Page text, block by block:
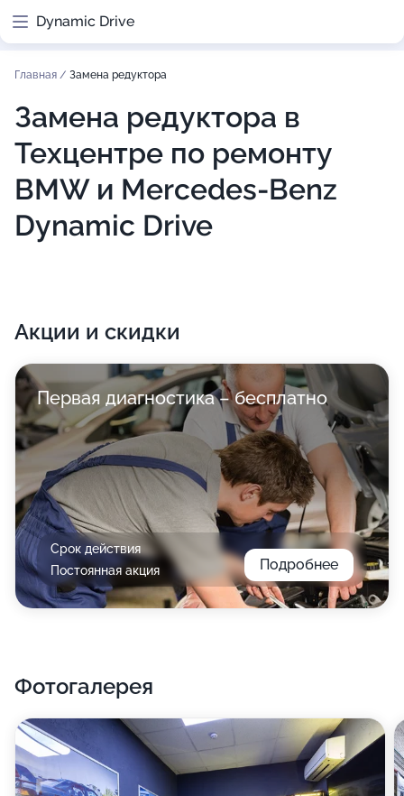
Dynamic Drive
Главная / Замена редуктора
Замена редуктора в
Техцентре по ремонту
BMW и Mercedes-Benz
Dynamic Drive
Акции и скидки
Первая диагностика – бесплатно
Срок действия
Постоянная акция
Подробнее
Фотогалерея